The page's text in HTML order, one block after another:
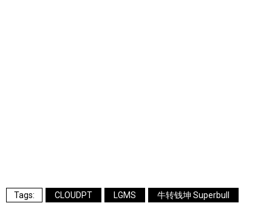
CLOUDPT LGMS 牛转钱坤 Superbull